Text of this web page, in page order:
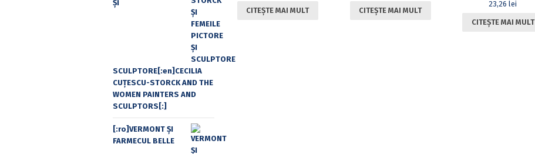
CITEȘTE MAI MULT CITEȘTE MAI MULT
23,26lei
CITEȘTE MAI MULT
ŞI
SCULPTORE[:en]CECILIA
CUŢESCU-STORCK AND THE
WOMEN PAINTERS AND
SCULPTORS[:]
[:ro]VERMONT ȘI
FARMECUL BELLE